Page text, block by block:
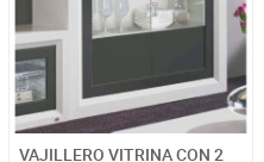
VAJILLERO VITRINA CON 2